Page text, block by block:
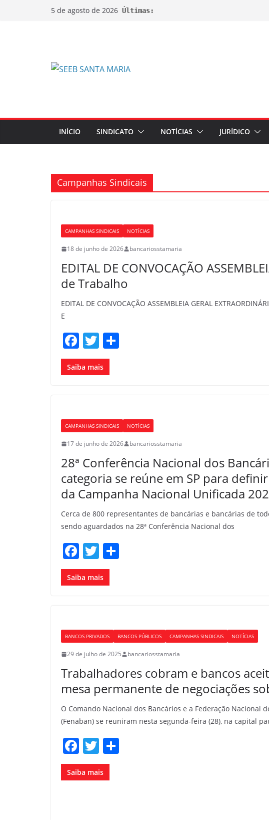
5 de agosto de 2026 Últimas:
INÍCIO SINDICATO NOTÍCIAS JURÍDICO
Campanhas Sindicais
CAMPANHAS SINDICAIS NOTÍCIAS
18 de junho de 2026 bancariosstamaria
EDITAL DE CONVOCAÇÃO
de Trabalho
EDITAL DE CONVOCAÇÃO ASSEMBLEIA GERAL
E
F
a
c
o
o
k
T
w
itt
Saiba mais
CAMPANHAS SINDICAIS NOTÍCIAS
17 de junho de 2026 bancariosstamaria
28ª Conferência Nacional dos
categoria se reúne em SP para
da Campanha Nacional Unificada
Cerca de 800 representantes de bancárias e bancárias de
sendo aguardados na 28ª Conferência Nacional dos
F
a
c
o
o
k
T
w
itt
Saiba mais
BANCOS PRIVADOS BANCOS PÚBLICOS CAMPANHAS SINDICAIS NOTÍCIAS
29 de julho de 2025 bancariosstamaria
Trabalhadores cobram e bancos
mesa permanente de negociações
O Comando Nacional dos Bancários e a Federação Nacional
(Fenaban) se reuniram nesta segunda-feira (28), na capital
F
a
c
T
w
itt
Saiba mais